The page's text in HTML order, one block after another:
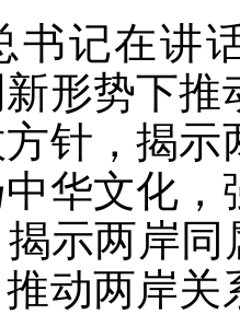
记在讲话
形势下
针，揭
华文化
示两岸
动两岸